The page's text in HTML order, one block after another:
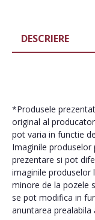
DESCRIERE
*Produsele
original al
pot varia in functie
Imaginile
prezentare si pot
imaginile produselor
minore de la pozele
se pot modifica in
anuntarea prealabila